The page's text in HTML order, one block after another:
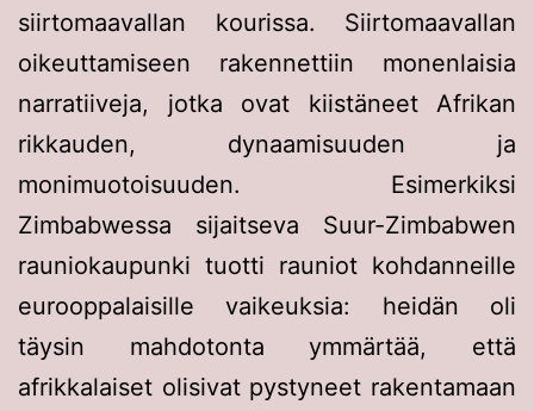
siirtomaavallan kourissa. Siirtomaavallan
oikeuttamiseen rakennettiin monenlaisia
narratiiveja, jotka ovat kiistäneet Afrikan
rikkauden, dynaamisuuden ja
monimuotoisuuden. Esimerkiksi
Zimbabwessa sijaitseva Suur-Zimbabwen
rauniokaupunki tuotti rauniot kohdanneille
eurooppalaisille vaikeuksia: heidän oli
täysin mahdotonta ymmärtää, että
afrikkalaiset olisivat pystyneet rakentamaan